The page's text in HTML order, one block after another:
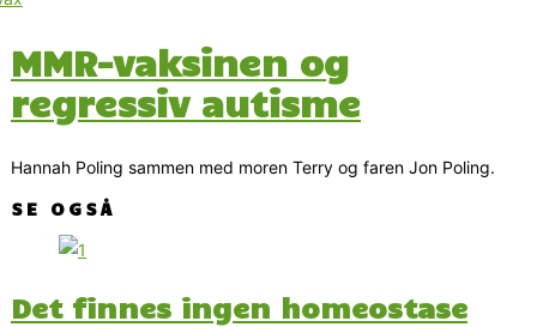
MMR-vaksinen og
regressiv autisme
Hannah Poling sammen med moren Terry og faren Jon Poling.
SE OGSÅ
Det finnes ingen homeostase